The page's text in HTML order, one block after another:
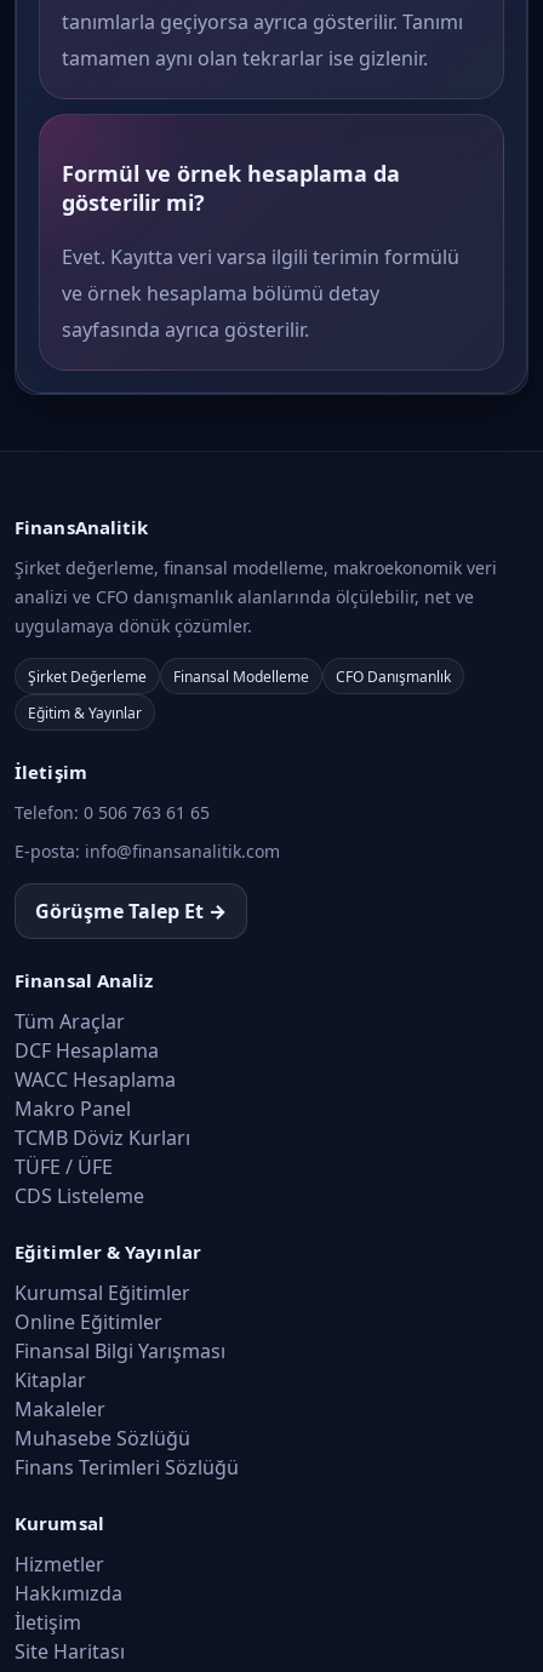
tanımlarla geçiyorsa ayrıca gösterilir. Tanımı
tamamen aynı olan tekrarlar ise gizlenir.
Formül ve örnek hesaplama da
gösterilir mi?
Evet. Kayıtta veri varsa ilgili terimin formülü
ve örnek hesaplama bölümü detay
sayfasında ayrıca gösterilir.
FinansAnalitik
Şirket değerleme, finansal modelleme, makroekonomik veri
analizi ve CFO danışmanlık alanlarında ölçülebilir, net ve
uygulamaya dönük çözümler.
Şirket Değerleme Finansal Modelleme
CFO Danışmanlık
Eğitim & Yayınlar
İletişim
Telefon: 0 506 763 61 65
E-posta: info@finansanalitik.com
Görüşme Talep Et →
Finansal Analiz
Tüm Araçlar
DCF Hesaplama
WACC Hesaplama
Makro Panel
TCMB Döviz Kurları
TÜFE / ÜFE
CDS Listeleme
Eğitimler & Yayınlar
Kurumsal Eğitimler
Online Eğitimler
Finansal Bilgi Yarışması
Kitaplar
Makaleler
Muhasebe Sözlüğü
Finans Terimleri Sözlüğü
Kurumsal
Hizmetler
Hakkımızda
İletişim
Site Haritası